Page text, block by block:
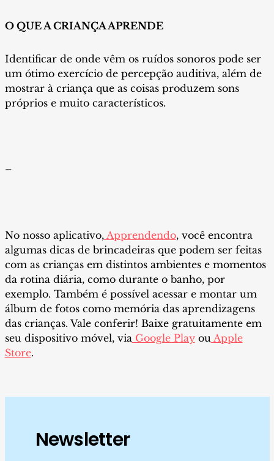
O QUE A CRIANÇA APRENDE
Identificar de onde vêm os ruídos sonoros pode ser
um ótimo exercício de percepção auditiva, além de
mostrar à criança queas coisas produzem sons
próprios e muito característicos.
–
No nosso aplicativo, Apprendendo, você encontra
algumas dicas de brincadeiras que podem ser feitas
com as crianças em distintos ambientes e momentos
da rotina diária, como durante o banho, por
exemplo. Também é possível acessar e montar um
álbum de fotos como memória das aprendizagens
das crianças. Vale conferir! Baixe gratuitamente em
seu dispositivo móvel, via Google Playou Apple
Store.
Newsletter